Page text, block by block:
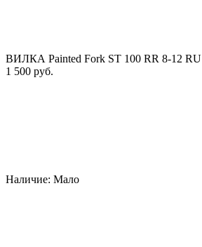
ВИЛКА Painted Fork ST 100 RR 8-12 RU
1 500 руб.
Наличие: Мало